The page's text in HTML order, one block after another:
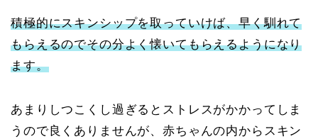
積極的にスキンシップを取っていけば、早く馴れて
もらえるのでその分よく懐いてもらえるようになり
ます。
あまりしつこくし過ぎるとストレスがかかってしま
うので良くありませんが、赤ちゃんの内からスキン